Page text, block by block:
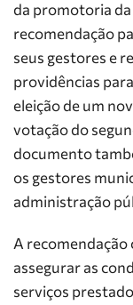
da promotoria da
recomendação
seus gestores e
providências
eleição de um
votação do
documento
os gestores
administração
A
assegurar as
serviços